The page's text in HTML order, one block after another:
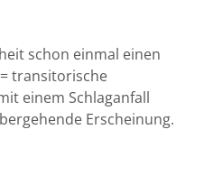
schon einmal einen
transitorische
einem Schlaganfall
Erscheinung.